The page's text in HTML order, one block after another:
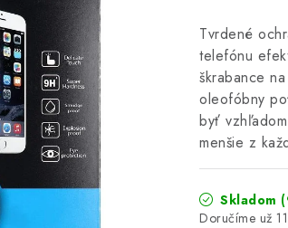
Tvrdené
telefónu
škrabance
oleofóbny
byť
menšie z
Skladom